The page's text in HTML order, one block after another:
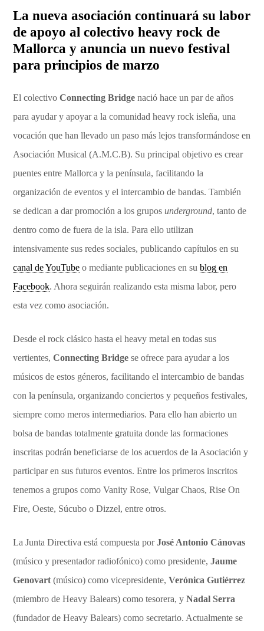
La nueva asociación continuará su labor
de apoyo al colectivo heavy rock de
Mallorca y anuncia un nuevo festival
para principios de marzo
El colectivoConnecting Bridge nació hace un par de años
para ayudar y apoyar a la comunidad heavy rock isleña, una
vocación que han llevado un paso más lejos transformándose en
Asociación Musical (A.M.C.B). Su principal objetivo es crear
puentes entre Mallorca y la península, facilitando la
organización de eventos y el intercambio de bandas. También
se dedican a dar promoción a los gruposunderground, tanto de
dentro como de fuera de la isla. Para ello utilizan
intensivamente sus redes sociales, publicando capítulos en su
canal de YouTube o mediante publicaciones en sublog en
Facebook. Ahora seguirán realizando esta misma labor, pero
esta vez como asociación.
Desde el rock clásico hasta el heavy metal en todas sus
vertientes,Connecting Bridge se ofrece para ayudar a los
músicos de estos géneros, facilitando el intercambio de bandas
con la península, organizando conciertos y pequeños festivales,
siempre como meros intermediarios. Para ello han abierto un
bolsa de bandas totalmente gratuita donde las formaciones
inscritas podrán beneficiarse de los acuerdos de la Asociación y
participar en sus futuros eventos. Entre los primeros inscritos
tenemos a grupos como Vanity Rose, Vulgar Chaos, Rise On
Fire, Oeste, Súcubo o Dizzel, entre otros.
La Junta Directiva está compuesta porJosé Antonio Cánovas
(músico y presentador radiofónico) como presidente,Jaume
Genovart(músico) como vicepresidente,Verónica Gutiérrez
(miembro de Heavy Balears) como tesorera, yNadal Serra
(fundador de Heavy Balears) como secretario. Actualmente se